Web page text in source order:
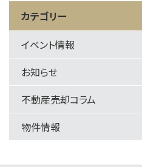
カテゴリー
イベント情報
お知らせ
不動産売却コラム
物件情報